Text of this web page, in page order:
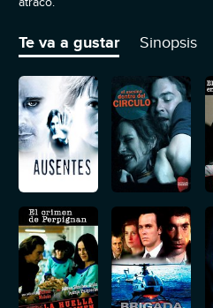
Te va a gustar Sinopsis